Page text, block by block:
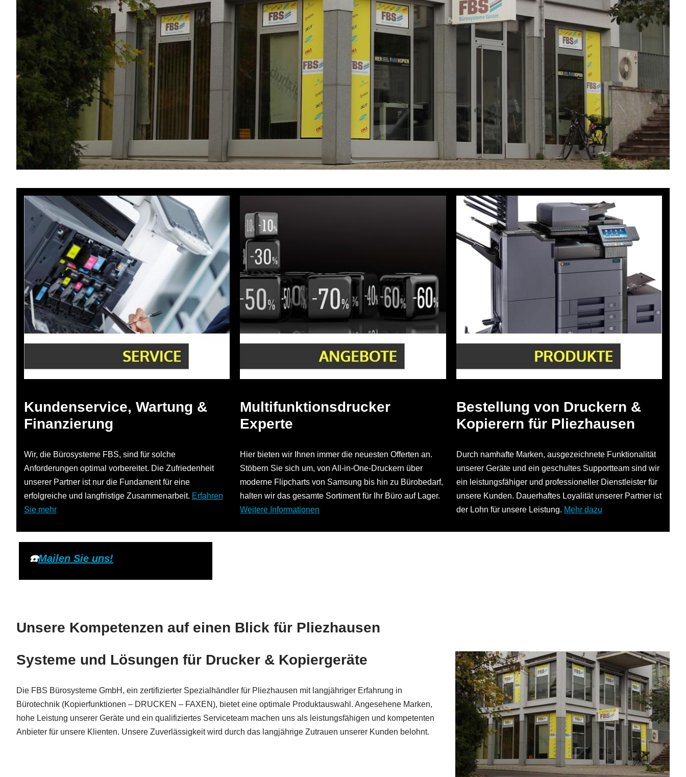
Kundenservice, Wartung &
Finanzierung
Wir, die Bürosysteme FBS, sind für solche
Anforderungen optimal vorbereitet. Die Zufriedenheit
unserer Partner ist nur die Fundament für eine
erfolgreiche und langfristige Zusammenarbeit. Erfahren
Sie mehr
Multifunktionsdrucker
Experte
Hier bieten wir Ihnen immer die neuesten Offerten an.
Stöbern Sie sich um, von All-in-One-Druckern über
moderne Flipcharts von Samsung bis hin zu Bürobedarf,
halten wir das gesamte Sortiment für Ihr Büro auf Lager.
Weitere Informationen
Bestellung von Druckern &
Kopierern für Pliezhausen
Durch namhafte Marken, ausgezeichnete Funktionalität
unserer Geräte und ein geschultes Supportteam sind wir
ein leistungsfähiger und professioneller Dienstleister für
unsere Kunden. Dauerhaftes Loyalität unserer Partner ist
der Lohn für unsere Leistung. Mehr dazu
☎️Mailen Sie uns!
Unsere Kompetenzen auf einen Blick für Pliezhausen
Systeme und Lösungen für Drucker & Kopiergeräte
Die FBS Bürosysteme GmbH, ein zertifizierter Spezialhändler für Pliezhausen mit langjähriger Erfahrung in
Bürotechnik (Kopierfunktionen – DRUCKEN – FAXEN), bietet eine optimale Produktauswahl. Angesehene Marken,
hohe Leistung unserer Geräte und ein qualifiziertes Serviceteam machen uns als leistungsfähigen und kompetenten
Anbieter für unsere Klienten. Unsere Zuverlässigkeit wird durch das langjährige Zutrauen unserer Kunden belohnt.